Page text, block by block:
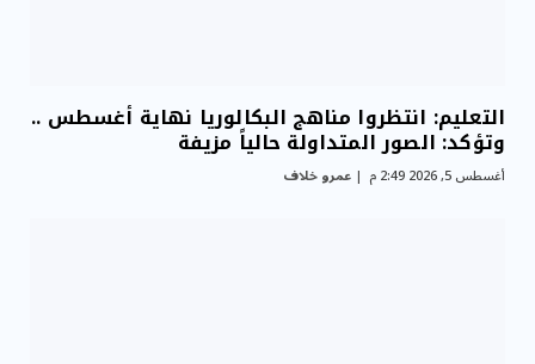
التعليم: انتظروا مناهج البكالوريا نهاية أغسطس ..
وتؤكد: الصور المتداولة حالياً مزيفة
أغسطس 5, 2026 2:49 م عمرو خلاف